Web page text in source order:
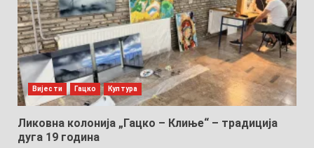
Вијести Гацко Култура
Ликовна колонија „Гацко – Клиње“ – традиција
дуга 19 година